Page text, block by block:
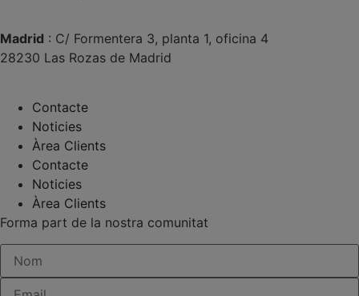
Madrid : C/ Formentera 3, planta 1, oficina 4
28230 Las Rozas de Madrid
Contacte
Noticies
Àrea Clients
Contacte
Noticies
Àrea Clients
Forma part de la nostra comunitat